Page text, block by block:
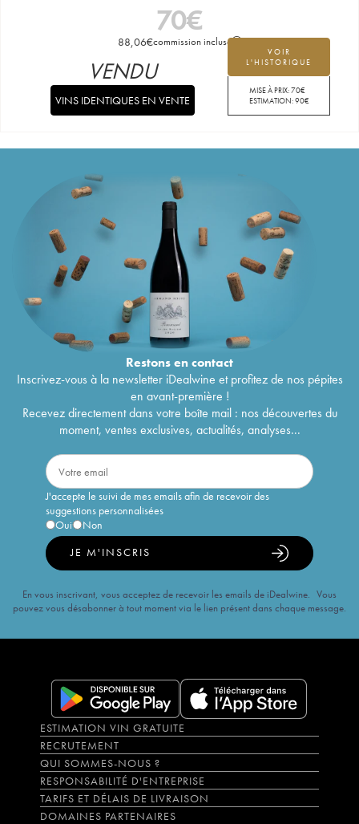
70€
88,06€commission incluse
VOIR
L'HISTORIQUE
MISE À PRIX:70€
ESTIMATION:90€
VENDU
VINS IDENTIQUES EN VENTE
Restons encontact
Inscrivez-vous à la newsletter iDealwine et profitez de nos pépites
en avant-première !
Recevez directement dans votre boîte mail : nos découvertes du
moment, ventes exclusives, actualités, analyses...
J'accepte le suivi de mes emails afin de recevoir des
suggestions personnalisées
Oui
Non
JE M'INSCRIS
En vous inscrivant, vous acceptez de recevoir les emails de iDealwine. Vous
pouvez vous désabonner à tout moment via le lien présent dans chaque message.
ESTIMATION VIN GRATUITE
RECRUTEMENT
QUI SOMMES-NOUS ?
RESPONSABILITÉ D'ENTREPRISE
TARIFS ET DÉLAIS DE LIVRAISON
DOMAINES PARTENAIRES